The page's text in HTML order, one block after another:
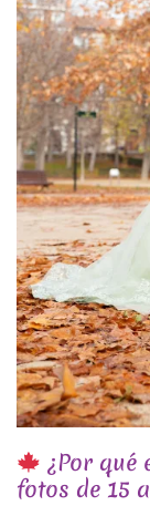
¿Por qué
fotos de 15